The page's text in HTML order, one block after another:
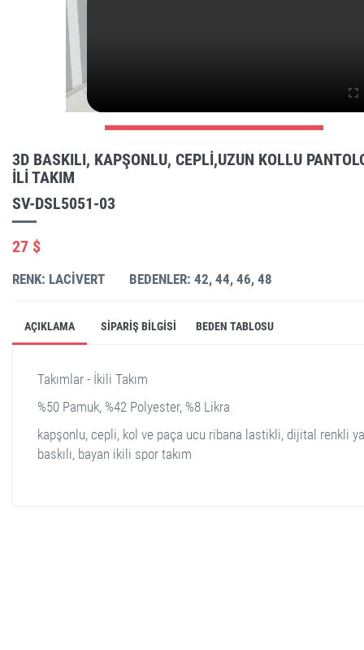
3D BASKILI, KAPŞONLU, CEPLI,UZUN KOLLU
ILI TAKIM
SV-DSL5051-03
27 $
RENK: LACIVERT BEDENLER: 42, 44, 46, 48
AÇIKLAMA SIPARIŞ BILGISI BEDEN TABLOSU
Takımlar - İkili Takım
%50 Pamuk, %42 Polyester, %8 Likra
kapşonlu, cepli, kol ve paça ucu ribana lastikli, dijital renkli
baskılı, bayan ikili spor takım